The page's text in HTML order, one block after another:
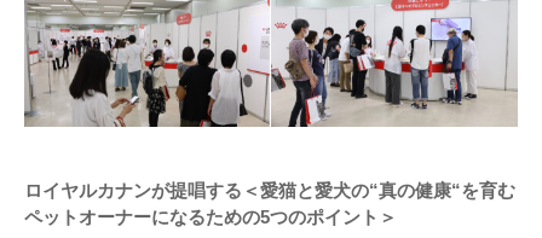
ロイヤルカナンが提唱する ＜愛猫と愛犬の“真の健康“を育む
ペットオーナーになるための5つのポイント＞